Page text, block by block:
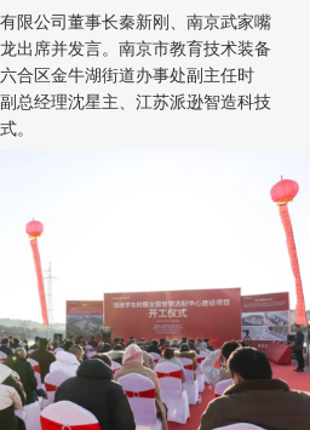
限公司董事长秦新刚、南京武家嘴
出席并发言。南京市教育技术装备
合区金牛湖街道办事处副主任时
总经理沈星主、江苏派逊智造科技
。